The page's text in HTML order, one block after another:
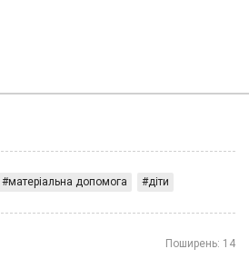
матеріальна допомога діти
Поширень: 14